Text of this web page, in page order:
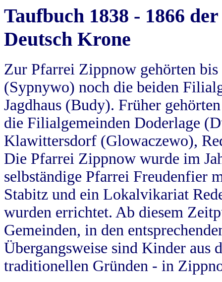
Taufbuch 1838 - 1866
Deutsch Krone
Zur Pfarrei Zippnow gehörten
(Sypnywo) noch die beiden
Jagdhaus (Budy). Früher
die Filialgemeinden Doderlage
Klawittersdorf (Glowaczewo),
Die Pfarrei Zippnow wurde im
selbständige Pfarrei Freudenfier
Stabitz und ein Lokalvikariat
wurden errichtet. Ab diesem
Gemeinden, in den
Übergangsweise sind Kinder aus
traditionellen Gründen - in